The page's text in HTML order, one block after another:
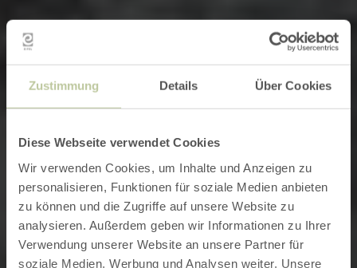
Zustimmung Details Über Cookies
Diese Webseite verwendet Cookies
Wir verwenden Cookies, um Inhalte und Anzeigen zu
personalisieren, Funktionen für soziale Medien anbieten
zu können und die Zugriffe auf unsere Website zu
analysieren. Außerdem geben wir Informationen zu Ihrer
Verwendung unserer Website an unsere Partner für
soziale Medien, Werbung und Analysen weiter. Unsere